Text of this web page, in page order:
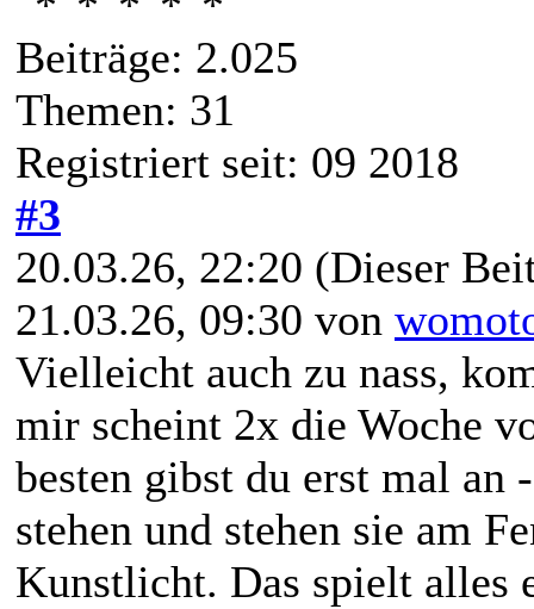
Beiträge: 2.025
Themen: 31
Registriert seit: 09 2018
#3
20.03.26, 22:20 (Dieser
21.03.26, 09:30 von
Vielleicht auch zu nass,
mir scheint 2x die Woche
besten gibst du erst mal an
stehen und stehen sie am
Kunstlicht. Das spielt alles